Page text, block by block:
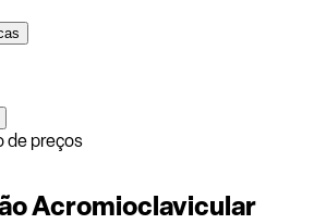
de preços
Acromioclavicular